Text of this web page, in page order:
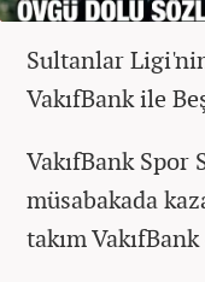
Sultanlar
VakıfBank ile
VakıfBank Spor
müsabakada
takım